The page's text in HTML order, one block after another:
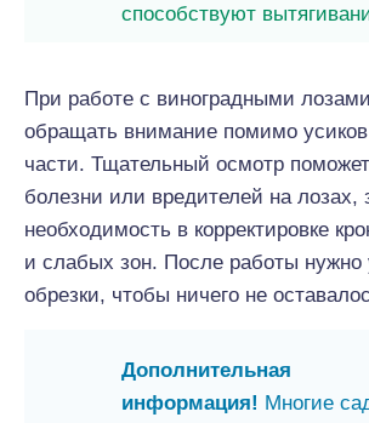
способствуют
При работе с виноградными
обращать внимание помимо
части. Тщательный осмотр
болезни или вредителей на лозах,
необходимость в корректировке
и слабых зон. После работы нужно
обрезки, чтобы ничего не
Дополнительная
информация! Многие